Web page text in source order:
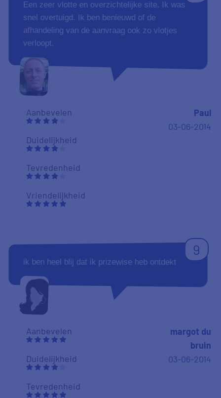
Een zeer vlotte en overzichtelijke site. Ik was
snel overtuigd. Ik ben benieuwd of de
afhandeling van de aanvraag ook zo vlotjes
verloopt.
Aanbevelen
Duidelijkheid
Tevredenheid
Vriendelijkheid
Paul
03-06-2014
9
ik ben heel blij dat ik prizewise heb ontdekt
Aanbevelen
Duidelijkheid
Tevredenheid
margot du
bruin
03-06-2014